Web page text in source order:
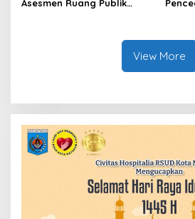
Asesmen Ruang Publik
View More